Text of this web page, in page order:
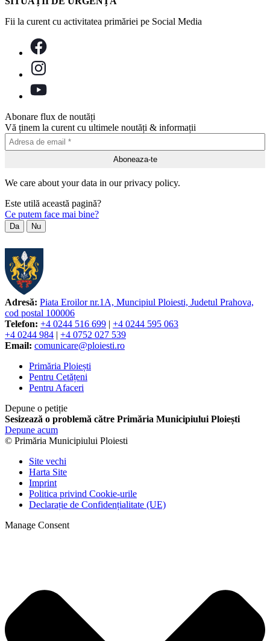
Fii la curent cu activitatea primăriei pe Social Media
Abonare flux de noutăți
Vă ținem la curent cu ultimele noutăți & informații
We care about your data in our privacy policy.
Este utilă această pagină?
Ce putem face mai bine?
Da Nu
Adresă: Piata Eroilor nr.1A, Muncipiul Ploiesti, Judetul Prahova,
cod postal 100006
Telefon: +4 0244 516 699 | +4 0244 595 063
+4 0244 984 | +4 0752 027 539
Email: comunicare@ploiesti.ro
Primăria Ploiești
Pentru Cetățeni
Pentru Afaceri
Depune o petiție
Sesizează o problemă către Primăria Municipiului Ploiești
Depune acum
© Primăria Municipiului Ploiesti
Site vechi
Harta Site
Imprint
Politica privind Cookie-urile
Declarație de Confidențialitate (UE)
Manage Consent